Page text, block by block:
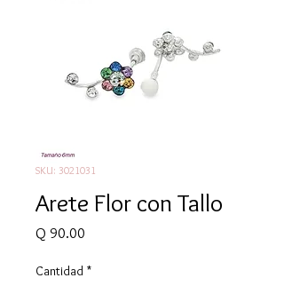
SKU: 3021031
Arete Flor con Tallo
Q 90.00
Cantidad *